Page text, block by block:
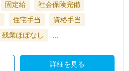
固定給
社会保険完備
住宅手当
資格手当
残業ほぼなし …
詳細を見る